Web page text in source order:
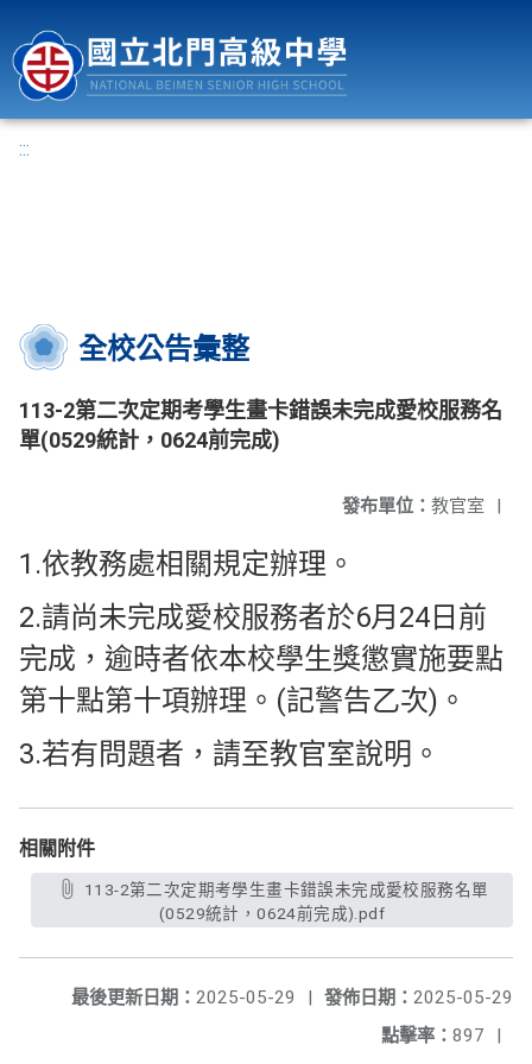
:::
全校公告彙整
113-2第二次定期考學生畫卡錯誤未完成愛校服務名
單(0529統計，0624前完成)
發布單位： 教官室 |
1.依教務處相關規定辦理。
2.請尚未完成愛校服務者於6月24日前
完成，逾時者依本校學生獎懲實施要點
第十點第十項辦理。(記警告乙次)。
3.若有問題者，請至教官室說明。
相關附件
(0529統計，0624前完成).pdf
發佈日期： 2025-05-29
最後更新日期： 2025-05-29
|
點擊率： 897 |